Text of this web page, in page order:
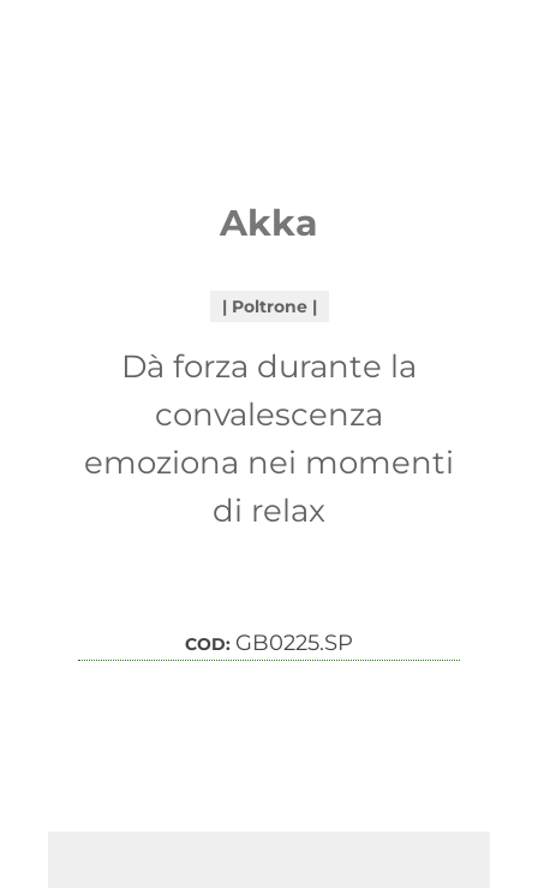
Akka
Poltrone
Dà forza durante la
convalescenza
emoziona nei momenti
di relax
COD: GB0225.SP